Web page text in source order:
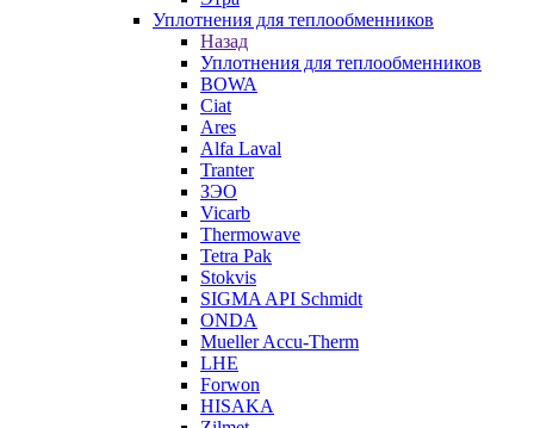
Уплотнения для теплообменников
Назад
Уплотнения для теплообменников
BOWA
Ciat
Ares
Alfa Laval
Tranter
ЗЭО
Vicarb
Thermowave
Tetra Pak
Stokvis
SIGMA API Schmidt
ONDA
Mueller Accu-Therm
LHE
Forwon
HISAKA